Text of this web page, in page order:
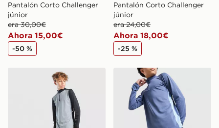
Pantalón Corto Challenger
júnior
era 30,00€
Ahora 15,00€
-50 %
Pantalón Corto Challenger
júnior
era 24,00€
Ahora 18,00€
-25 %
Nike Pantalón Corto Academy JúniorNike Pantalón corto